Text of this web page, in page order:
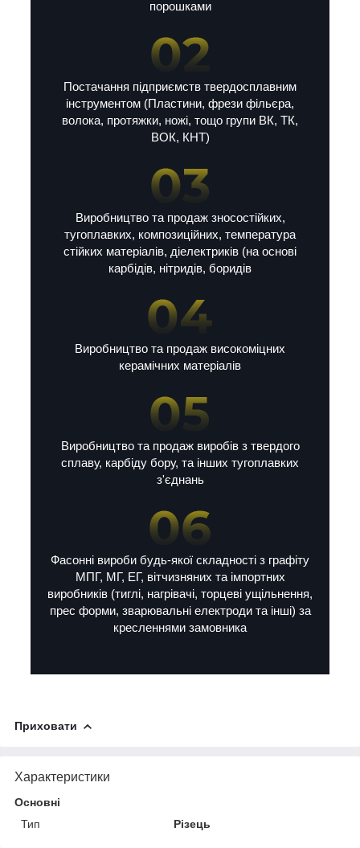
порошками
Постачання підприємств твердосплавним
інструментом (Пластини, фрези фільєра,
волока, протяжки, ножі, тощо групи ВК, ТК,
ВОК, КНТ)
Виробництво та продаж зносостійких,
тугоплавких, композиційних, температура
стійких матеріалів, діелектриків (на основі
карбідів, нітридів, боридів
Виробництво та продаж високоміцних
керамічних матеріалів
Виробництво та продаж виробів з твердого
сплаву, карбіду бору, та інших тугоплавких
з'єднань
Фасонні вироби будь-якої складності з графіту
МПГ, МГ, ЕГ, вітчизняних та імпортних
виробників (тиглі, нагрівачі, торцеві ущільнення,
прес форми, зварювальні електроди та інші) за
кресленнями замовника
Приховати
Характеристики
Основні
Тип
Різець